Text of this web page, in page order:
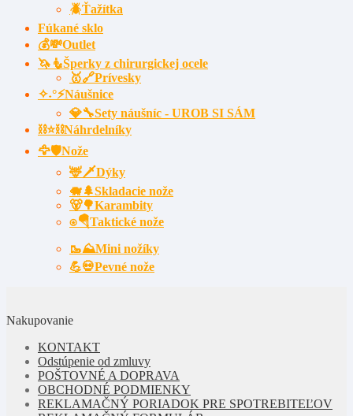
🪲Ťažítka
Fúkané sklo
💰💸Outlet
🦄🧜Šperky z chirurgickej ocele
🥇🔗Prívesky
✧˖°⚡Náušnice
💎🔧Sety náušníc - UROB SI SÁM
⛓⭐⛓️Náhrdelníky
🦅🛡️Nože
🦌🗡Dýky
🐗🌲Skladacie nože
🐻🌳Karambity
⍟🪂Taktické nože
🥾⛰️Mini nožíky
💪💀Pevné nože
Nakupovanie
KONTAKT
Odstúpenie od zmluvy
POŠTOVNÉ A DOPRAVA
OBCHODNÉ PODMIENKY
REKLAMAČNÝ PORIADOK PRE SPOTREBITEĽOV